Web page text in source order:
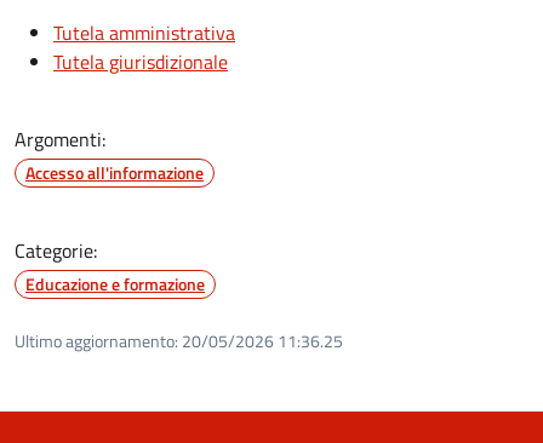
Tutela amministrativa
Tutela giurisdizionale
Argomenti:
Accesso all'informazione
Categorie:
Educazione e formazione
Ultimo aggiornamento: 20/05/2026 11:36.25